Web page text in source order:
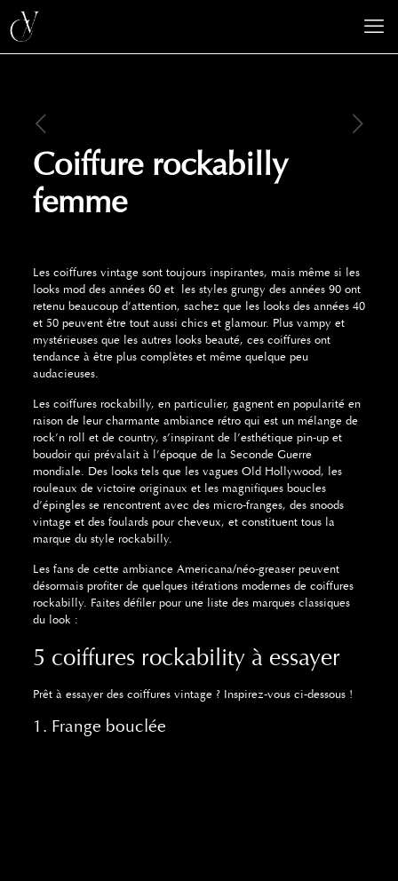
Coiffure rockabilly
femme
Les coiffures vintage sont toujours inspirantes, mais même si les
looks mod des années 60 et les styles grungy des années 90 ont
retenu beaucoup d’attention, sachez que les looks des années 40
et 50 peuvent être tout aussi chics et glamour. Plus vampy et
mystérieuses que les autres looks beauté, ces coiffures ont
tendance à être plus complètes et même quelque peu
audacieuses.
Les coiffures rockabilly, en particulier, gagnent en popularité en
raison de leur charmante ambiance rétro qui est un mélange de
rock’n roll et de country, s’inspirant de l’esthétique pin-up et
boudoir qui prévalait à l’époque de la Seconde Guerre
mondiale. Des looks tels que les vagues Old Hollywood, les
rouleaux de victoire originaux et les magnifiques boucles
d’épingles se rencontrent avec des micro-franges, des snoods
vintage et des foulards pour cheveux, et constituent tous la
marque du style rockabilly.
Les fans de cette ambiance Americana/néo-greaser peuvent
désormais profiter de quelques itérations modernes de coiffures
rockabilly. Faites défiler pour une liste des marques classiques
du look :
5 coiffures rockability à essayer
Prêt à essayer des coiffures vintage ? Inspirez-vous ci-dessous !
1. Frange bouclée